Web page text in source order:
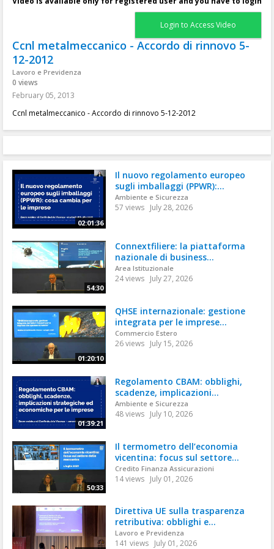
Login to Access Video
Ccnl metalmeccanico - Accordo di rinnovo 5-
12-2012
Lavoro e Previdenza
0 views
February 05, 2013
Ccnl metalmeccanico - Accordo di rinnovo 5-12-2012
02:01:36
Il nuovo regolamento europeo
sugli imballaggi (PPWR):...
Ambiente e Sicurezza
57 views July 28, 2026
54:30
Connextfiliere: la piattaforma
nazionale di business...
Area Istituzionale
24 views July 27, 2026
01:20:10
QHSE internazionale: gestione
integrata per le imprese...
Commercio Estero
26 views July 15, 2026
01:39:21
Regolamento CBAM: obblighi,
scadenze, implicazioni...
Ambiente e Sicurezza
48 views July 10, 2026
50:33
Il termometro dell’economia
vicentina: focus sul settore...
Credito Finanza Assicurazioni
14 views July 01, 2026
Direttiva UE sulla trasparenza
retributiva: obblighi e...
Lavoro e Previdenza
141 views July 01, 2026